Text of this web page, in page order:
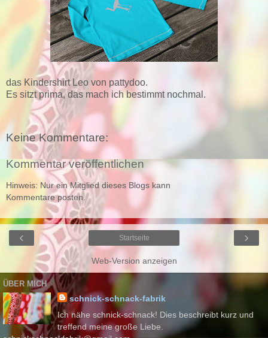
das Kindershirt Leo von pattydoo.
Es sitzt prima, das mach ich bestimmt nochmal.
Keine Kommentare:
Kommentar veröffentlichen
Hinweis: Nur ein Mitglied dieses Blogs kann
Kommentare posten.
‹ ›
Startseite
Web-Version anzeigen
ÜBER MICH
schnick-schnack-fabrik
Ich nähe schnick-schnack! Dies beschreibt kurz und
treffend meine große Liebe.